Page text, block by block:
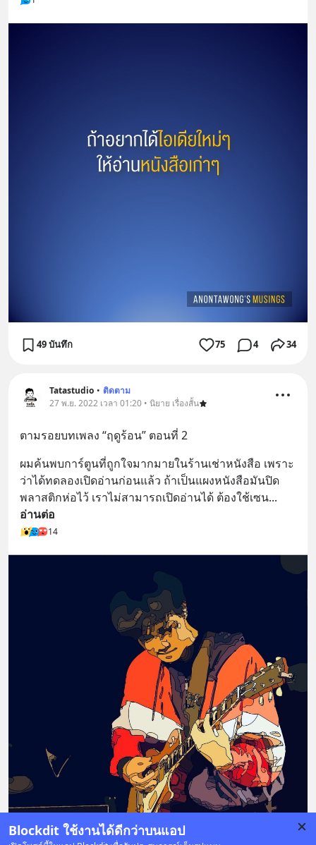
Blockdit ใช้งานได้ดีกว่าบนแอป
49 บันทึก 75 4 34
Tatastudio • ติดตาม
27 พ.ย. 2022 เวลา 01:20 • นิยาย เรื่องสั้น
ตามรอยบทเพลง “ฤดูร้อน” ตอนที่ 2
ผมค้นพบการ์ตูนที่ถูกใจมากมายในร้านเช่าหนังสือ เพราะ
ว่าได้ทดลองเปิดอ่านก่อนแล้ว ถ้าเป็นแผงหนังสือมันปิด
พลาสติกห่อไว้ เราไม่สามารถเปิดอ่านได้ ต้องใช้เซน
อ่านต่อ
14